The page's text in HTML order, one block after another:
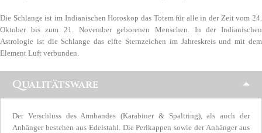
Die Schlange ist im Indianischen Horoskop das Totem für alle in der Zeit vom 24.
Oktober bis zum 21. November geborenen Menschen. In der Indianischen
Astrologie ist die Schlange das elfte Sternzeichen im Jahreskreis und mit dem
Element Luft verbunden.
Qualitätsware
Der Verschluss des Armbandes (Karabiner & Spaltring), als auch der
Anhänger bestehen aus Edelstahl. Die Perlkappen sowie der Anhänger aus